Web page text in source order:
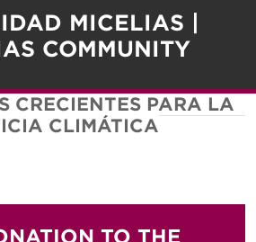
MICELIAS |
COMMUNITY
CRECIENTES PARA LA
CLIMÁTICA
TO THE